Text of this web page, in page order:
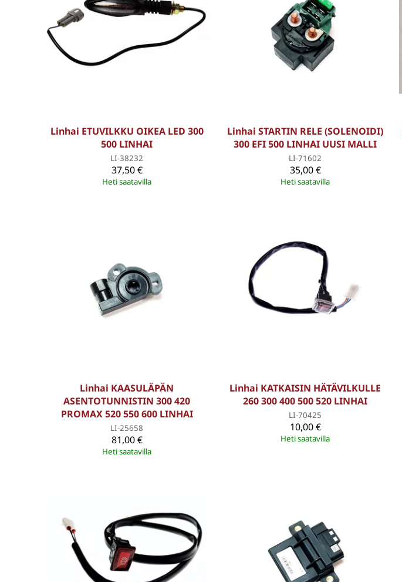
Linhai ETUVILKKU OIKEA LED 300
500 LINHAI
LI-38232
37,50 €
Heti saatavilla
Linhai STARTIN RELE (SOLENOIDI)
300 EFI 500 LINHAI UUSI MALLI
LI-71602
35,00 €
Heti saatavilla
Linhai KAASULÄPÄN
ASENTOTUNNISTIN 300 420
PROMAX 520 550 600 LINHAI
LI-25658
81,00 €
Heti saatavilla
Linhai KATKAISIN HÄTÄVILKULLE
260 300 400 500 520 LINHAI
LI-70425
10,00 €
Heti saatavilla